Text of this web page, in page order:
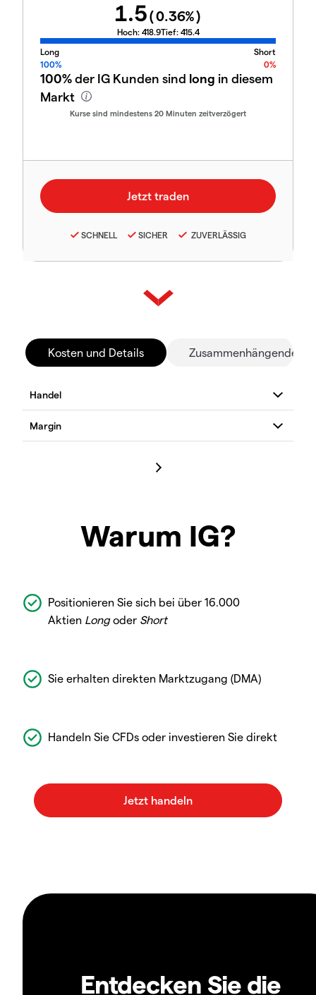
1.5(0.36%)
Hoch: 418.9Tief: 415.4
Long
Short
100%
0%
100%der IG Kunden sind long in diesem
Markt
Kurse sind mindestens 20 Minuten zeitverzögert
SCHNELL SICHER ZUVERLÄSSIG
Kosten und Details Zusammenhängende
Warum IG?
Positionieren Sie sich bei über 16.000
Aktien Longoder Short
Sie erhalten direkten Marktzugang (DMA)
Handeln Sie CFDs oder investieren Sie direkt
Entdecken Sie die